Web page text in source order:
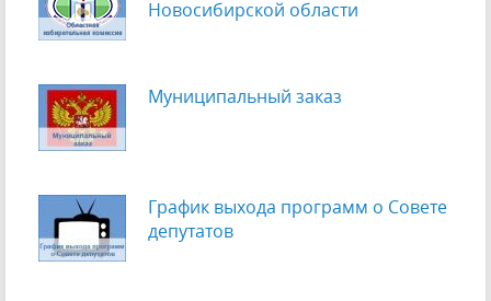
Новосибирской области
Муниципальный заказ
График выхода программ о Cовете
депутатов